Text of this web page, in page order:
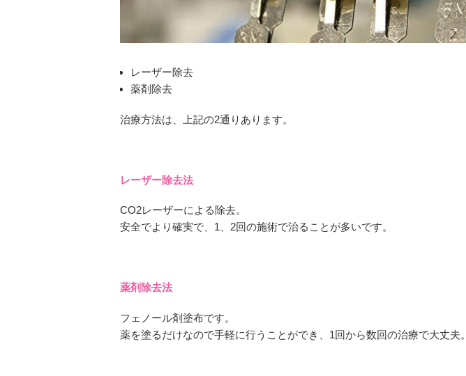
レーザー除去
薬剤除去
治療方法は、上記の2通りあります。
レーザー除去法
CO2レーザーによる除去。
安全でより確実で、1、2回の施術で治ることが多いです。
薬剤除去法
フェノール剤塗布です。
薬を塗るだけなので手軽に行うことができ、1回から数回の治療で大丈夫。